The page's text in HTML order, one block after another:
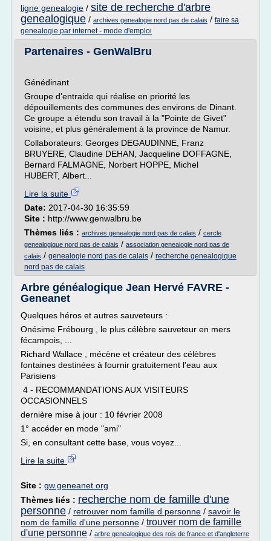
ligne genealogie / site de recherche d'arbre
genealogique / archives genealogie nord pas de calais / faire sa
genealogie par internet - mode d'emploi
Partenaires - GenWalBru
Génédinant
Groupe d'entraide qui réalise en priorité les
dépouillements des communes des environs de Dinant.
Ce groupe a étendu son travail à la "Pointe de Givet"
voisine, et plus généralement à la province de Namur.
Collaborateurs: Georges DEGAUDINNE, Franz
BRUYERE, Claudine DEHAN, Jacqueline DOFFAGNE,
Bernard FALMAGNE, Norbert HOPPE, Michel
HUBERT, Albert...
Lire la suite
Date: 2017-04-30 16:35:59
Site : http://www.genwalbru.be
Thèmes liés : archives genealogie nord pas de calais / cercle
genealogique nord pas de calais / association genealogie nord pas de
calais / genealogie nord pas de calais / recherche genealogique
nord pas de calais
Arbre généalogique Jean Hervé FAVRE -
Geneanet
Quelques héros et autres sauveteurs :
Onésime Frébourg , le plus célèbre sauveteur en mers
fécampois, ...
Richard Wallace , mécène et créateur des célèbres
fontaines destinées à fournir gratuitement l'eau aux
Parisiens
4 - RECOMMANDATIONS AUX VISITEURS
OCCASIONNELS
dernière mise à jour : 10 février 2008
1° accéder en mode "ami"
Si, en consultant cette base, vous voyez...
Lire la suite
Site : gw.geneanet.org
Thèmes liés : recherche nom de famille d'une
personne / retrouver nom famille d personne / savoir le
nom de famille d'une personne / trouver nom de famille
d'une personne / arbre genealogique des rois de france et d'angleterre